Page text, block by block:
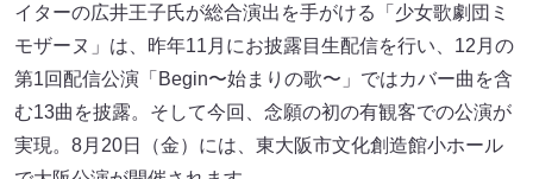
イターの広井王子氏が総合演出を手がける「少女歌劇団ミ
モザーヌ」は、昨年11月にお披露目生配信を行い、12月の
第1回配信公演「Begin〜始まりの歌〜」ではカバー曲を含
む13曲を披露。そして今回、念願の初の有観客での公演が
実現。8月20日（金）には、東大阪市文化創造館小ホール